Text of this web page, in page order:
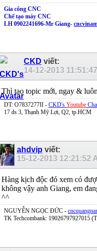
Gia công CNC
Chế tạo máy CNC
LH 0902241696-Mr Giang-
CKD viết:
14-12-2013
Thì tạo topic mới, ngay &
DT: O7837277II - CKD's Youtube
17 ds 3, Thạnh Mỹ Lợi, Q2, tp.HCM
ahdvip viết:
15-12-2013 12:21:52
Hàng kịch độc đó xem có
không vậy anh Giang, em
^^
NGUYỄN NGỌC ĐỨC -
TK Techcombank: 19026797927015